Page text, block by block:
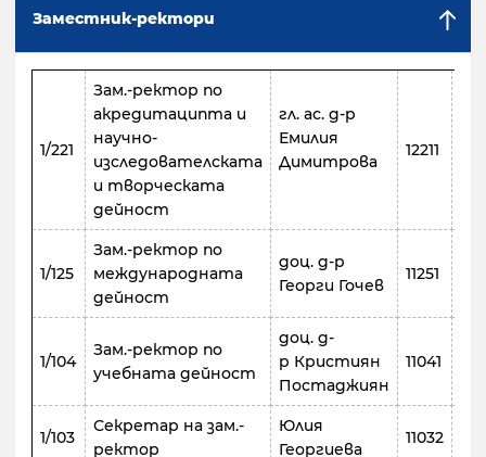
Заместник-ректори
1/221
Зам.-ректор по
акредитаципта и
научно-
изследователската
и творческата
дейност
гл. ас. д-р
Емилия
Димитрова
12211
1/125
Зам.-ректор по
международната
дейност
доц. д-р
Георги Гочев
11251
1/104
Зам.-ректор по
учебната дейност
доц. д-
р Кристиян
Постаджиян
11041
1/103
Секретар на зам.-
ректор
Юлия
Георгиева
11032